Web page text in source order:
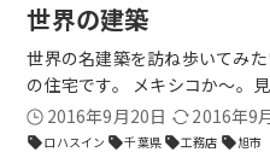
世界の建築
世界の名建築を訪ね歩いてみ
の住宅です。 メキシコか～。
2016年9月20日
2016年9
sellロハスイン sell千葉県 sell工務店 sell旭市